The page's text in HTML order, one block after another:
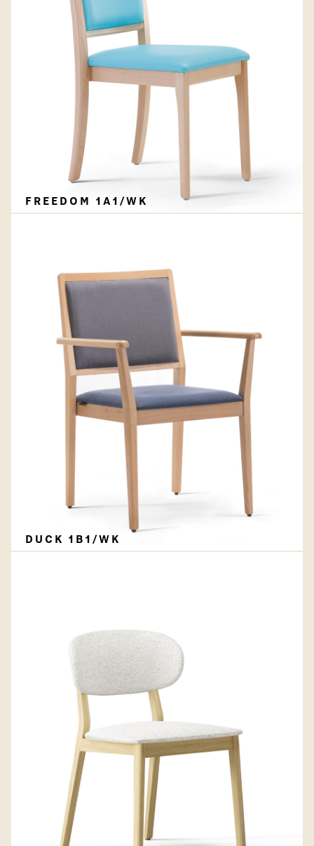
FREEDOM 1A1/WK
DUCK 1B1/WK